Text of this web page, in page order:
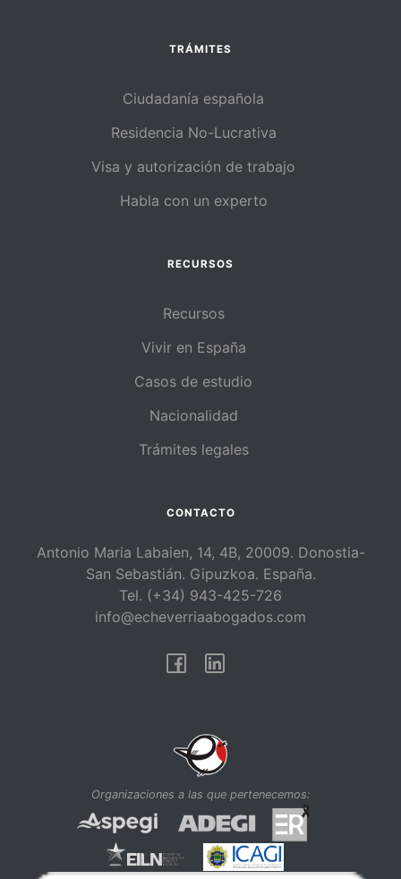
TRÁMITES
Ciudadanía española
Residencia No-Lucrativa
Visa y autorización de trabajo
Habla con un experto
RECURSOS
Recursos
Vivir en España
Casos de estudio
Nacionalidad
Trámites legales
CONTACTO
Antonio Maria Labaien, 14, 4B, 20009. Donostia-
San Sebastián. Gipuzkoa. España.
Tel. (+34) 943-425-726
info@echeverriaabogados.com
Facebook
Linkedin
Organizaciones a las que pertenecemos: